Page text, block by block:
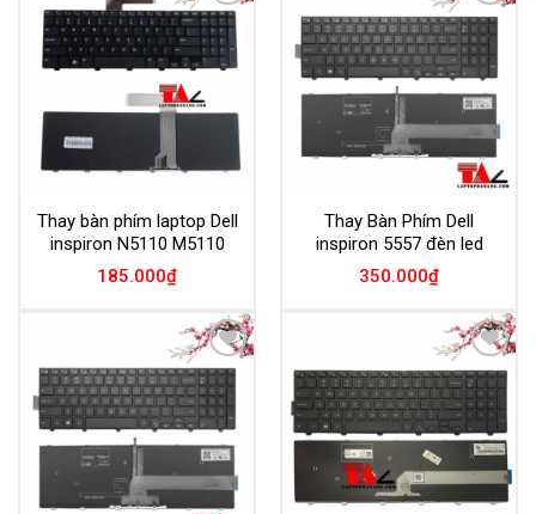
Add to
Wishlist
Thay bàn phím laptop Dell
inspiron N5110 M5110
185.000₫
Add to
Wishlist
Thay Bàn Phím Dell
inspiron 5557 đèn led
350.000₫
Add to
Wishlist
Add to
Wishlist